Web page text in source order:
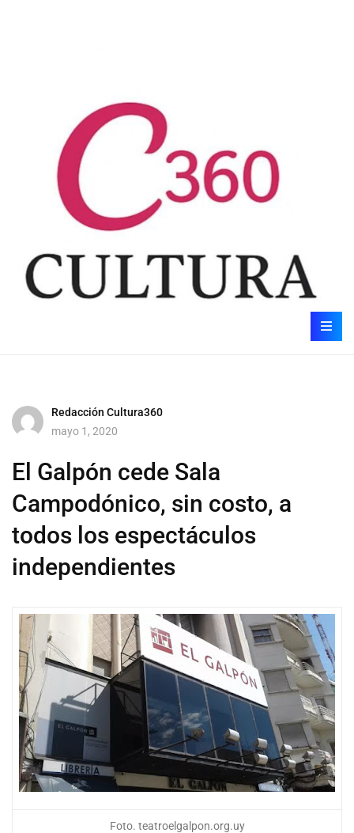
Redacción Cultura360
mayo 1, 2020
El Galpón cede Sala
Campodónico, sin costo, a
todos los espectáculos
independientes
Foto. teatroelgalpon.org.uy